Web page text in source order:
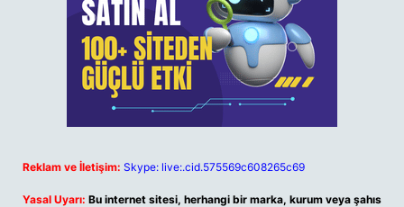
Reklam ve İletişim: Skype: live:.cid.575569c608265c69
Yasal Uyarı: Bu internet sitesi, herhangi bir marka, kurum veya şahıs